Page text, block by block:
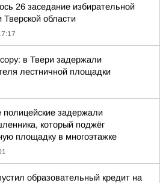
26 заседание избирательной
Тверской области
в Твери задержали
лестничной площадки
полицейские задержали
который поджёг
площадку в многоэтажке
образовательный кредит на